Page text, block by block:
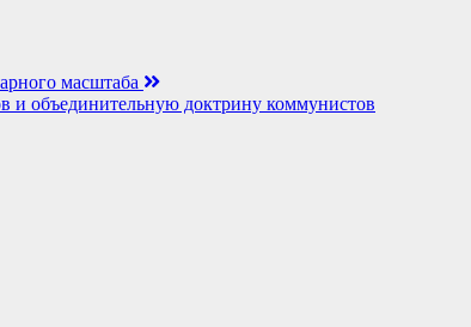
масштаба
и объединительную доктрину коммунистов